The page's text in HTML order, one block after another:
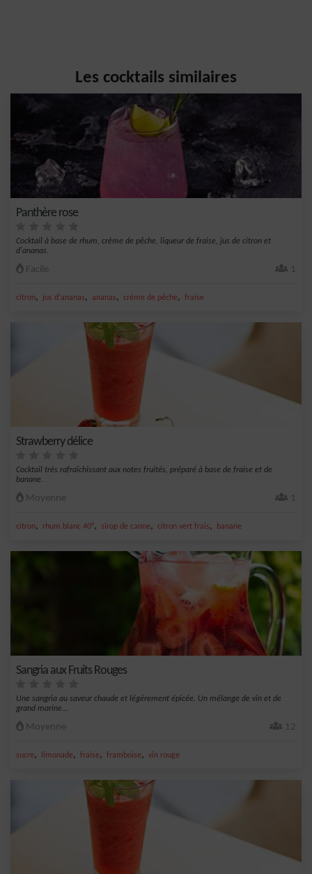
Les cocktails similaires
Panthère rose
Cocktail à base de rhum, crème de pêche, liqueur de fraise, jus de citron et
d'ananas.
Facile 1
citron, jus d'ananas, ananas, crème de pêche, fraise
Strawberry délice
Cocktail très rafraîchissant aux notes fruités, préparé à base de fraise et de
banane.
Moyenne 1
citron, rhum blanc 40°, sirop de canne, citron vert frais, banane
Sangria aux Fruits Rouges
Une sangria au saveur chaude et légèrement épicée. Un mélange de vin et de
grand marine...
Moyenne 12
sucre, limonade, fraise, framboise, vin rouge